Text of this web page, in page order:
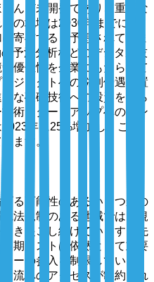
んど未開発であり、重要な
の地域は2030年までに世
寄与すると予想されていま
予測分析などのデジタル技
優位性を企業にもたらして
ジェクトへの税制優遇措置
な破砕技術への投資をさら
術スタートアップへのベン
年に25%増加し、この
ます。
る可能性のあるいくつかの
法規制のある地域では、規
き起こし続けています。先
期コストは依然として重要
ーの参入を制限していま
流へのアクセスが制約され